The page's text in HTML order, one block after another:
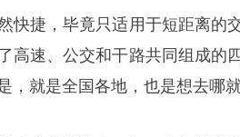
快捷，毕竟只适用于短距离的
高速、公交和干路共同组成的
，就是全国各地，也是想去哪